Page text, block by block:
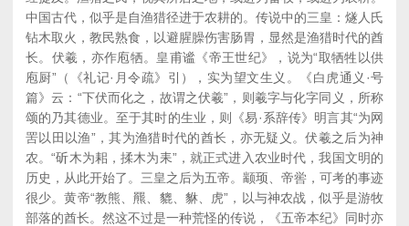
中国古代，似乎是自渔猎径进于农耕的。传说中的三皇：燧人氏
钻木取火，教民熟食，以避腥臊伤害肠胃，显然是渔猎时代的酋
长。伏羲，亦作庖牺。皇甫谧《帝王世纪》，说为“取牺牲以供
庖厨”（《礼记·月令疏》引），实为望文生义。《白虎通义·号
篇》云：“下伏而化之，故谓之伏羲”，则羲字与化字同义，所称
颂的乃其德业。至于其时的生业，则《易·系辞传》明言其“为网
罟以田以渔”，其为渔猎时代的酋长，亦无疑义。伏羲之后为神
农。“斫木为耜，揉木为耒”，就正式进入农业时代，我国文明的
历史，从此开始了。三皇之后为五帝。颛顼、帝喾，可考的事迹
很少。黄帝“教熊、羆、貔、貅、虎”，以与神农战，似乎是游牧
部落的酋长。然这不过是一种荒怪的传说，《五帝本纪》同时亦